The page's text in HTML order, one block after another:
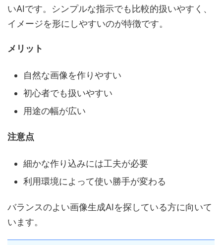
いAIです。シンプルな指示でも比較的扱いやすく、
イメージを形にしやすいのが特徴です。
メリット
自然な画像を作りやすい
初心者でも扱いやすい
用途の幅が広い
注意点
細かな作り込みには工夫が必要
利用環境によって使い勝手が変わる
バランスのよい画像生成AIを探している方に向いて
います。